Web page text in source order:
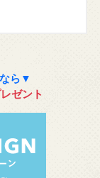
ら▼
ゼント